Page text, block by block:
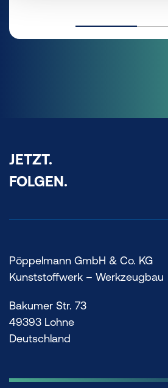
JETZT.
FOLGEN.
Pöppelmann GmbH & Co. KG
Kunststoffwerk – Werkzeugbau
Bakumer Str. 73
49393 Lohne
Deutschland